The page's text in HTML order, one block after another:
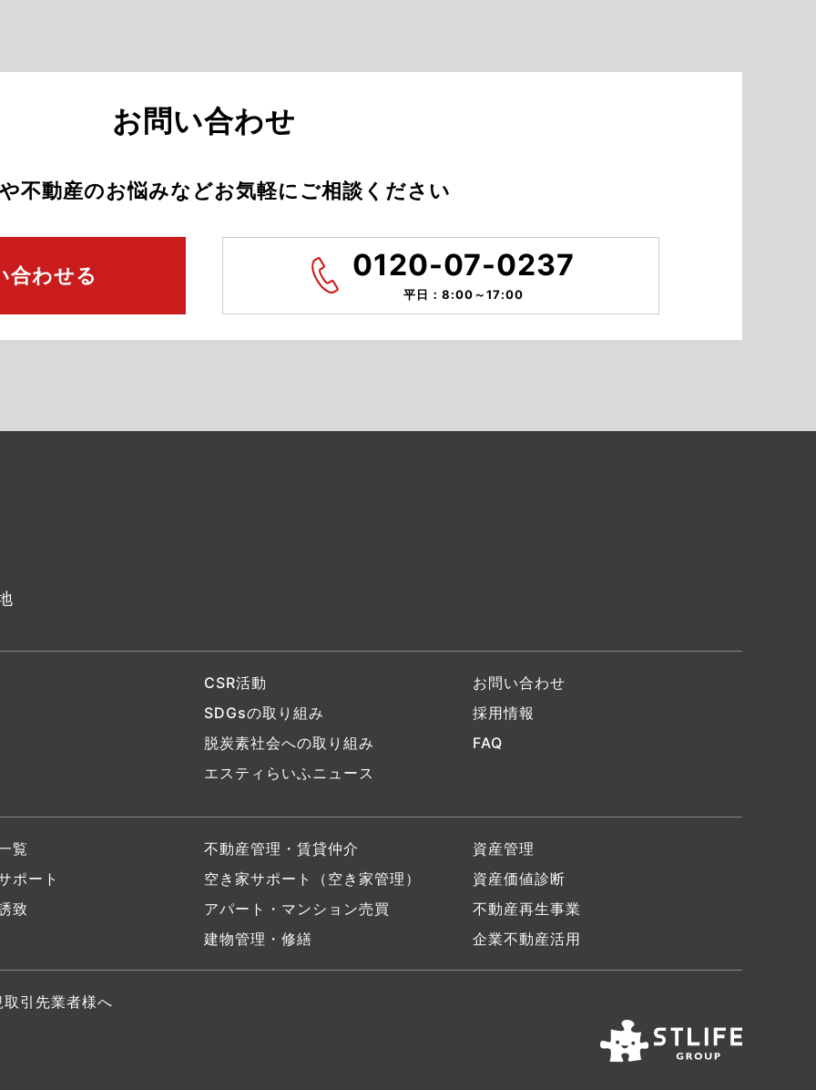
お問い合わせ
不動産のお悩みなどお気軽にご相談ください
合わせる 0120-07-0237
平日：8:00～17:00
CSR活動
SDGsの取り組み
脱炭素社会への取り組み
エスティらいふニュース
お問い合わせ
採用情報
FAQ
覧
ポート
致
不動産管理・賃貸仲介
空き家サポート（空き家管理）
アパート・マンション売買
建物管理・修繕
資産管理
資産価値診断
不動産再生事業
企業不動産活用
取引先業者様へ